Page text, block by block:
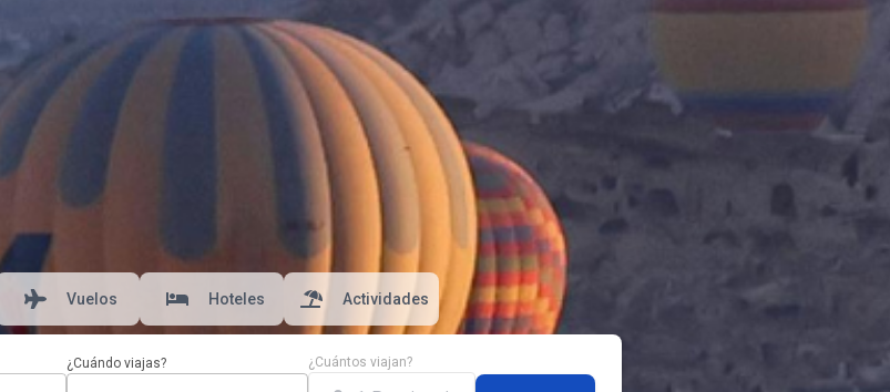
Vuelos Hoteles Actividades
¿Cuándo viajas? ¿Cuántos viajan?